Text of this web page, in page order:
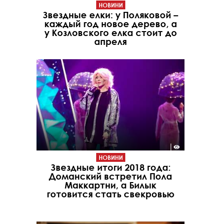
НОВИНИ
Звездные елки: у Поляковой –
каждый год новое дерево, а
у Козловского елка стоит до
апреля
НОВИНИ
Звездные итоги 2018 года:
Доманский встретил Пола
Маккартни, а Билык
готовится стать свекровью